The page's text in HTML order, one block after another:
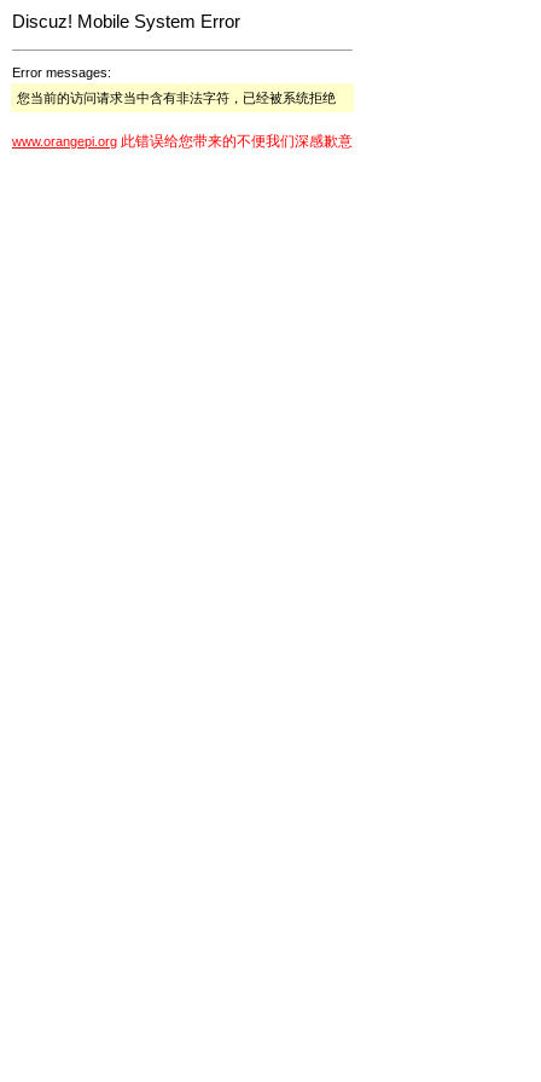
Discuz! Mobile System Error
Error messages:
您当前的访问请求当中含有非法字符，已经被系统拒绝
www.orangepi.org 此错误给您带来的不便我们深感歉意